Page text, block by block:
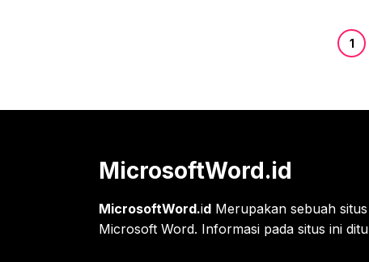
Page
1
MicrosoftWord.id
MicrosoftWord.id Merupakan sebuah
Microsoft Word. Informasi pada situs ini